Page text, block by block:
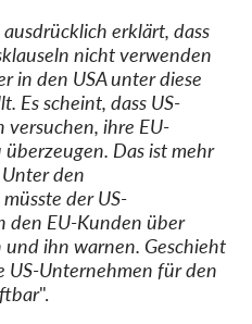
erklärt, dass
nicht verwenden
in den USA unter diese
Es scheint, dass US-
versuchen, ihre EU-
Das ist mehr
den
der US-
den EU-Kunden über
und ihn warnen. Geschieht
US-Unternehmen für den
".